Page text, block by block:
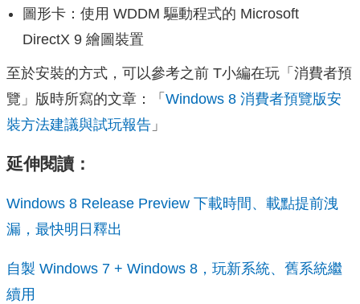
圖形卡：使用 WDDM 驅動程式的 Microsoft
DirectX 9 繪圖裝置
至於安裝的方式，可以參考之前 T小編在玩「消費者預
覽」版時所寫的文章：「 Windows 8 消費者預覽版安
裝方法建議與試玩報告 」
延伸閱讀：
Windows 8 Release Preview 下載時間、載點提前洩
漏，最快明日釋出
自製 Windows 7 + Windows 8，玩新系統、舊系統繼
續用